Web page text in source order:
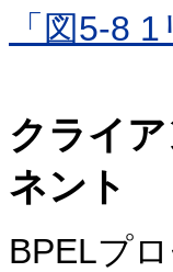
「図5-8
クライ
ネント
BPELプ